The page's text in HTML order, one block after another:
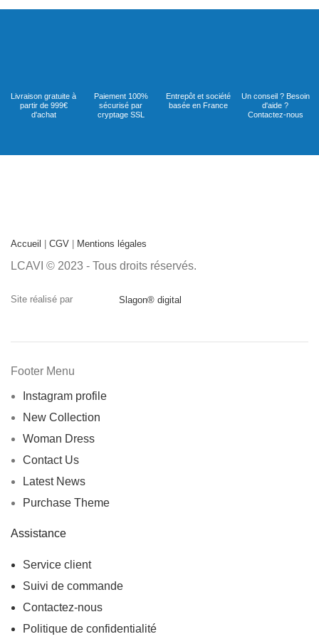
Livraison gratuite à
partir de 999€
d'achat
Paiement 100%
sécurisé par
cryptage SSL
Entrepôt et société
basée en France
Un conseil ? Besoin
d'aide ?
Contactez-nous
Accueil CGV Mentions légales
LCAVI © 2023 - Tous droits réservés.
Site réalisé par Slagon® digital
Footer Menu
Instagram profile
New Collection
Woman Dress
Contact Us
Latest News
Purchase Theme
Assistance
Service client
Suivi de commande
Contactez-nous
Politique de confidentialité